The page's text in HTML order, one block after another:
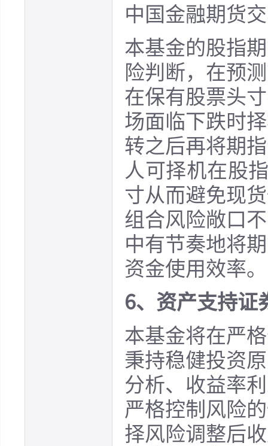
中国金融期货
本基金的股指
险判断，在预
在保有股票头
场面临下跌时
转之后再将期
人可择机在股
寸从而避免现
组合风险敞口
中有节奏地将
资金使用效率。
6、资产支持证
本基金将在严
秉持稳健投资
分析、收益率
严格控制风险
择风险调整后